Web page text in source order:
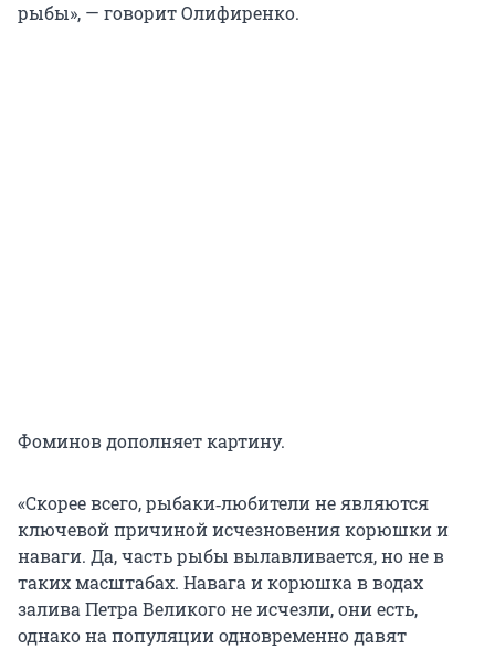
рыбы», — говорит Олифиренко.
Фоминов дополняет картину.
«Скорее всего, рыбаки‑любители не являются
ключевой причиной исчезновения корюшки и
наваги. Да, часть рыбы вылавливается, но не в
таких масштабах. Навага и корюшка в водах
залива Петра Великого не исчезли, они есть,
однако на популяции одновременно давят